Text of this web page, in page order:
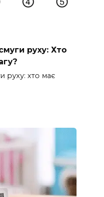
руху: Хто
руху: хто має